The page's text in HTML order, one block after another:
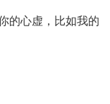
的心虚，比如我的